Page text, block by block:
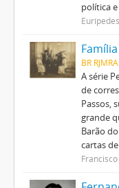
política
BR
A série
de
Passos,
grande
Barão
cartas de